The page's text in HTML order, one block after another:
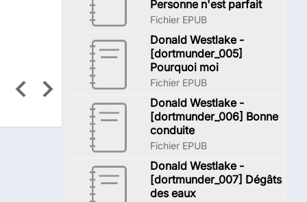
Personne n'est parfait
Fichier EPUB
Donald Westlake -
[dortmunder_005]
Pourquoi moi
Fichier EPUB
Donald Westlake -
[dortmunder_006] Bonne
conduite
Fichier EPUB
Donald Westlake -
[dortmunder_007] Dégâts
des eaux